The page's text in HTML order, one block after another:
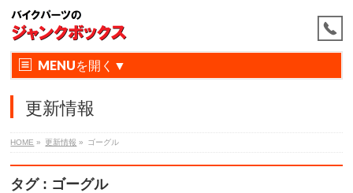
MENU
更新情報
HOME » 更新情報 » ゴーグル
タグ : ゴーグル